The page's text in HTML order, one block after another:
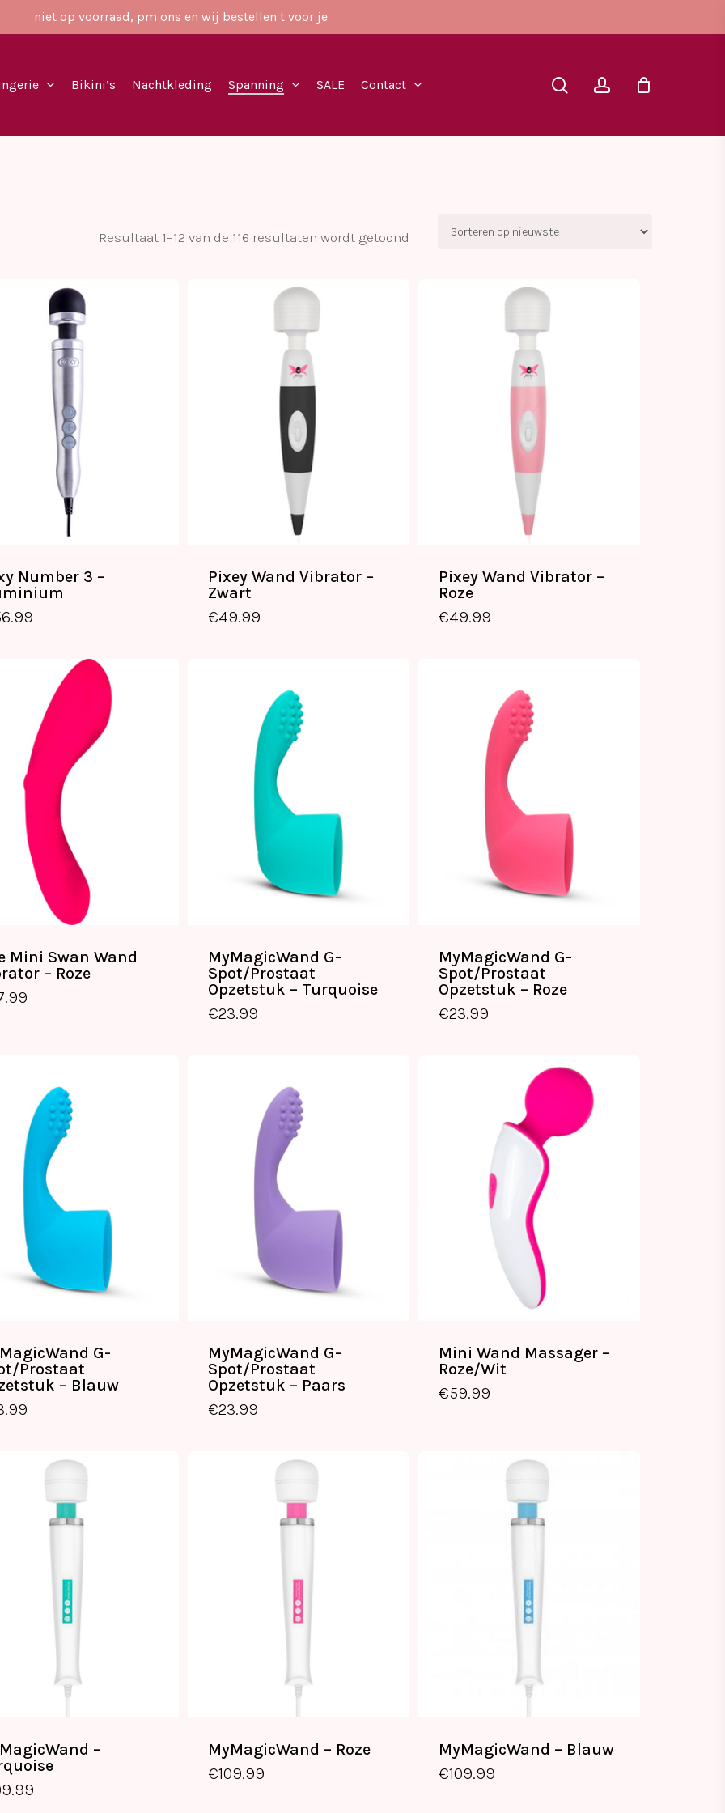
niet op voorraad, pm ons en wij bestellen t voor je
Bikini’s Nachtkleding Spanning SALE Contact searchaccount
Resultaat 1–12 van de 116 resultaten wordt getoond Gesorteerd
Number 3 –
€156.99
Pixey Wand Vibrator –
Zwart
€49.99
€49.99
Pixey Wand Vibrator –
Roze
€49.99
€49.99
Mini Swan Wand
– Roze
€57.99
MyMagicWand G-
Spot/Prostaat
Opzetstuk – Turquoise
€23.99
€23.99
MyMagicWand G-
Spot/Prostaat
Opzetstuk – Roze
€23.99
€23.99
G-
Prostaat
– Blauw
€23.99
MyMagicWand G-
Spot/Prostaat
Opzetstuk – Paars
€23.99
€23.99
Mini Wand Massager –
Roze/Wit
€59.99
–
€109.99
MyMagicWand – Roze
€109.99
€109.99
MyMagicWand – Blauw
€109.99
€109.99